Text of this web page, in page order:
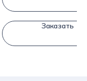
Заказать